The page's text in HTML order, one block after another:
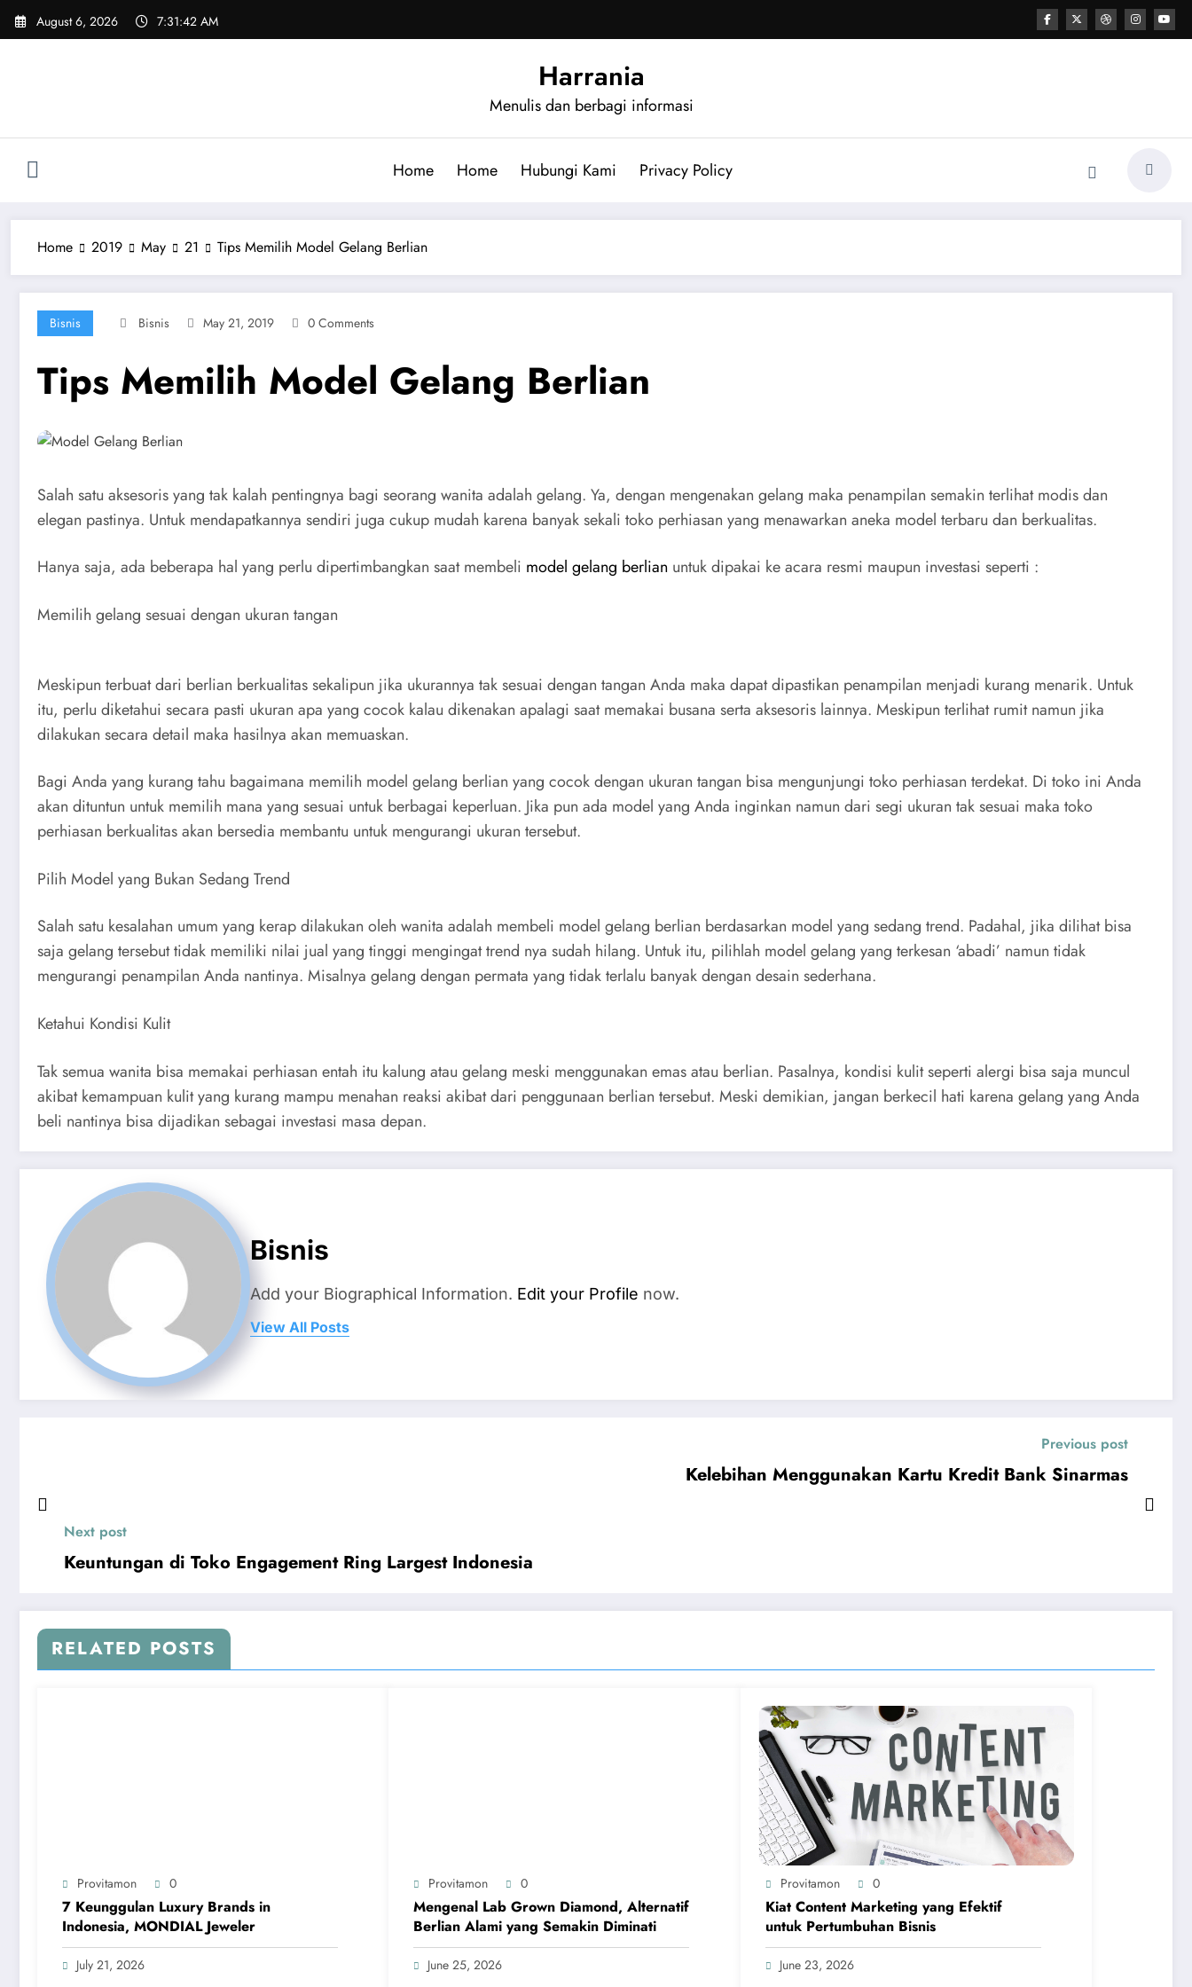
Skip
August 6, 2026 7:31:43 AM
Harrania
Menulis dan berbagi informasi
Home Home Hubungi Kami Privacy Policy
Home 2019 May 21 Tips Memilih Model Gelang Berlian
Bisnis Bisnis May 21, 2019 0 Comments
Tips Memilih Model Gelang Berlian
Salah satu aksesoris yang tak kalah pentingnya bagi seorang wanita adalah gelang. Ya, dengan mengenakan gelang maka penampilan semakin terlihat modis dan
elegan pastinya. Untuk mendapatkannya sendiri juga cukup mudah karena banyak sekali toko perhiasan yang menawarkan aneka model terbaru dan berkualitas.
Hanya saja, ada beberapa hal yang perlu dipertimbangkan saat membeli model gelang berlian untuk dipakai ke acara resmi maupun investasi seperti :
Memilih gelang sesuai dengan ukuran tangan
Meskipun terbuat dari berlian berkualitas sekalipun jika ukurannya tak sesuai dengan tangan Anda maka dapat dipastikan penampilan menjadi kurang menarik. Untuk
itu, perlu diketahui secara pasti ukuran apa yang cocok kalau dikenakan apalagi saat memakai busana serta aksesoris lainnya. Meskipun terlihat rumit namun jika
dilakukan secara detail maka hasilnya akan memuaskan.
Bagi Anda yang kurang tahu bagaimana memilih model gelang berlian yang cocok dengan ukuran tangan bisa mengunjungi toko perhiasan terdekat. Di toko ini Anda
akan dituntun untuk memilih mana yang sesuai untuk berbagai keperluan. Jika pun ada model yang Anda inginkan namun dari segi ukuran tak sesuai maka toko
perhiasan berkualitas akan bersedia membantu untuk mengurangi ukuran tersebut.
Pilih Model yang Bukan Sedang Trend
Salah satu kesalahan umum yang kerap dilakukan oleh wanita adalah membeli model gelang berlian berdasarkan model yang sedang trend. Padahal, jika dilihat bisa
saja gelang tersebut tidak memiliki nilai jual yang tinggi mengingat trend nya sudah hilang. Untuk itu, pilihlah model gelang yang terkesan ‘abadi’ namun tidak
mengurangi penampilan Anda nantinya. Misalnya gelang dengan permata yang tidak terlalu banyak dengan desain sederhana.
Ketahui Kondisi Kulit
Tak semua wanita bisa memakai perhiasan entah itu kalung atau gelang meski menggunakan emas atau berlian. Pasalnya, kondisi kulit seperti alergi bisa saja muncul
akibat kemampuan kulit yang kurang mampu menahan reaksi akibat dari penggunaan berlian tersebut. Meski demikian, jangan berkecil hati karena gelang yang Anda
beli nantinya bisa dijadikan sebagai investasi masa depan.
Bisnis
Add your Biographical Information. Edit your Profile now.
View All Posts
Previous post
Kelebihan Menggunakan Kartu Kredit Bank Sinarmas
Next post
Keuntungan di Toko Engagement Ring Largest Indonesia
RELATED POSTS
Provitamon 0
7 Keunggulan Luxury Brands in
Indonesia, MONDIAL Jeweler
July 21, 2026
Provitamon 0
Mengenal Lab Grown Diamond, Alternatif
Berlian Alami yang Semakin Diminati
June 25, 2026
Provitamon 0
Kiat Content Marketing yang Efektif
untuk Pertumbuhan Bisnis
June 23, 2026